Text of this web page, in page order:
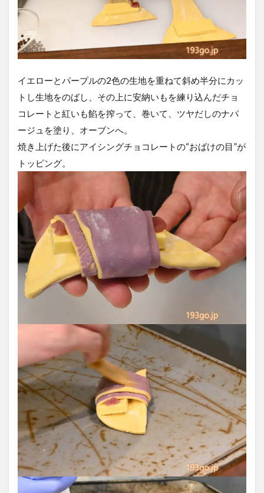
イエローとパープルの2色の生地を重ねて斜め半分にカッ
トし生地をのばし、その上に安納いもを練り込んだチョ
コレートと紅いも餡を搾って、巻いて、ツヤだしのナパ
ージュを塗り、オーブンへ。
焼き上げた後にアイシングチョコレートの“おばけの目”が
トッピング。